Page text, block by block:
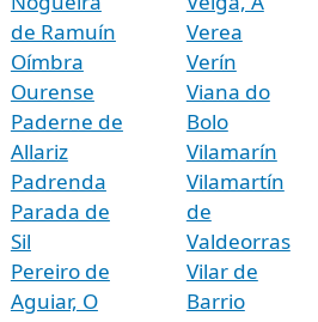
de Ramuín
Oímbra
Ourense
Paderne de
Allariz
Padrenda
Parada de
Sil
Pereiro de
Aguiar, O
Verea
Verín
Viana do
Bolo
Vilamarín
Vilamartín
de
Valdeorras
Vilar de
Barrio